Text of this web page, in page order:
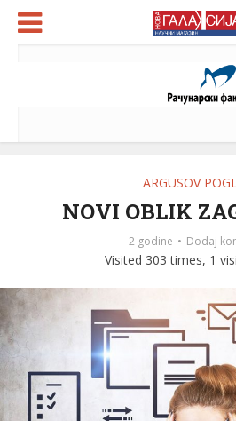
ARGUSOV
NOVI OBLIK
2 godine Dodaj
Visited 303 times, 1